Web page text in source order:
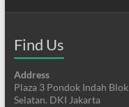
Find Us
Address
Plaza 3 Pondok Indah
Selatan. DKI Jakarta